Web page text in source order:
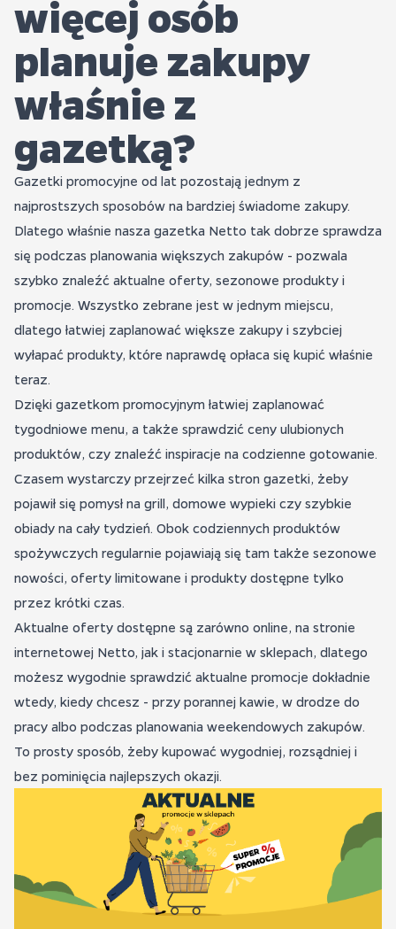
więcej osób
planuje zakupy
właśnie z
gazetką?
Gazetki promocyjne od lat pozostają jednym z
najprostszych sposobów na bardziej świadome zakupy.
Dlatego właśnie nasza gazetka Netto tak dobrze sprawdza
się podczas planowania większych zakupów - pozwala
szybko znaleźć aktualne oferty, sezonowe produkty i
promocje. Wszystko zebrane jest w jednym miejscu,
dlatego łatwiej zaplanować większe zakupy i szybciej
wyłapać produkty, które naprawdę opłaca się kupić właśnie
teraz.
Dzięki gazetkom promocyjnym łatwiej zaplanować
tygodniowe menu, a także sprawdzić ceny ulubionych
produktów, czy znaleźć inspiracje na codzienne gotowanie.
Czasem wystarczy przejrzeć kilka stron gazetki, żeby
pojawił się pomysł na grill, domowe wypieki czy szybkie
obiady na cały tydzień. Obok codziennych produktów
spożywczych regularnie pojawiają się tam także sezonowe
nowości, oferty limitowane i produkty dostępne tylko
przez krótki czas.
Aktualne oferty dostępne są zarówno online, na stronie
internetowej Netto, jak i stacjonarnie w sklepach, dlatego
możesz wygodnie sprawdzić aktualne promocje dokładnie
wtedy, kiedy chcesz - przy porannej kawie, w drodze do
pracy albo podczas planowania weekendowych zakupów.
To prosty sposób, żeby kupować wygodniej, rozsądniej i
bez pominięcia najlepszych okazji.